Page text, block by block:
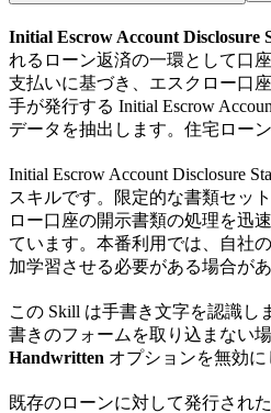
Initial Escrow Account Disclosure
れるローン返済の一環として口
支払いに基づき、エスクロー口
手が発行する Initial Escrow
データを抽出します。住宅ロー
Initial Escrow Account Disclosure
スキルです。限定的な書類セッ
ロー口座の開示書類の処理を迅
ています。本番利用では、自社
加学習させる必要がある場合があ
この Skill は手書き文字を認識し
書きのフォームを取り込まない
Handwritten オプションを無効に
既存のローンに対して発行され